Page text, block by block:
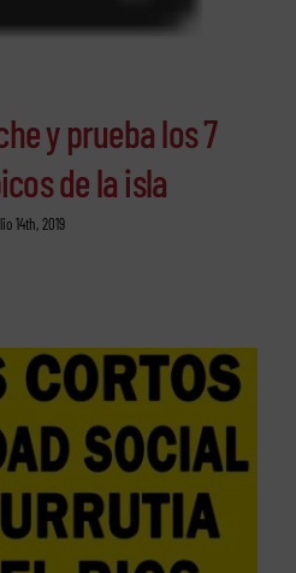
y prueba los 7
de la isla
14th, 2019